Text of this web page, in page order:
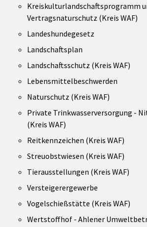
Kreiskulturlandschaftsprogramm
Vertragsnaturschutz (Kreis WAF)
Landeshundegesetz
Landschaftsplan
Landschaftsschutz (Kreis WAF)
Lebensmittelbeschwerden
Naturschutz (Kreis WAF)
Private Trinkwasserversorgung -
(Kreis WAF)
Reitkennzeichen (Kreis WAF)
Streuobstwiesen (Kreis WAF)
Tierausstellungen (Kreis WAF)
Versteigerergewerbe
Vogelschießstätte (Kreis WAF)
Wertstoffhof - Ahlener